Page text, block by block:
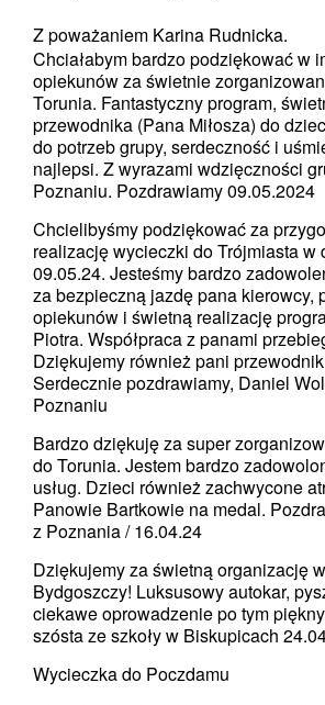
Z poważaniem Karina Rudnicka.
Chciałabym bardzo podziękować w
opiekunów za świetnie
Torunia. Fantastyczny program,
przewodnika (Pana Miłosza) do
do potrzeb grupy, serdeczność i
najlepsi. Z wyrazami wdzięczności
Poznaniu. Pozdrawiamy 09.05.2024
Chcielibyśmy podziękować za
realizację wycieczki do Trójmiasta w
09.05.24. Jesteśmy bardzo
za bezpieczną jazdę pana kierowcy,
opiekunów i świetną realizację
Piotra. Współpraca z panami
Dziękujemy również pani
Serdecznie pozdrawiamy, Daniel
Poznaniu
Bardzo dziękuję za super
do Torunia. Jestem bardzo
usług. Dzieci również zachwycone
Panowie Bartkowie na medal.
z Poznania / 16.04.24
Dziękujemy za świetną organizację
Bydgoszczy! Luksusowy autokar,
ciekawe oprowadzenie po tym
szósta ze szkoły w Biskupicach
Wycieczka do Poczdamu